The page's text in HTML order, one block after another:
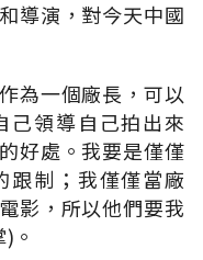
導演，對今天中國
為一個廠長，可以
己領導自己拍出來
好處。我要是僅僅
跟制；我僅僅當廠
影，所以他們要我
。